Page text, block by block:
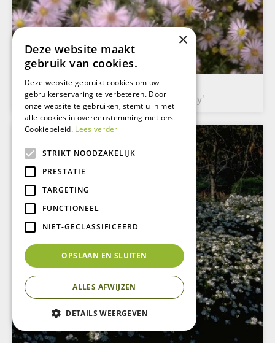
Aster
Aster cordifolius 'Silver Spray'
×
Deze website maakt
gebruik van cookies.
Deze website gebruikt cookies om uw
gebruikerservaring te verbeteren. Door
onze website te gebruiken, stemt u in met
alle cookies in overeenstemming met ons
Cookiebeleid. Lees verder
STRIKT NOODZAKELIJK
PRESTATIE
TARGETING
FUNCTIONEEL
NIET-GECLASSIFICEERD
OPSLAAN EN SLUITEN
ALLES AFWIJZEN
DETAILS WEERGEVEN